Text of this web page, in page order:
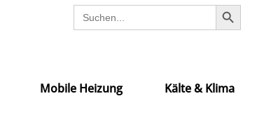
Search
for:
SEARCH BUTTON
Mobile Heizung Kälte & Klima